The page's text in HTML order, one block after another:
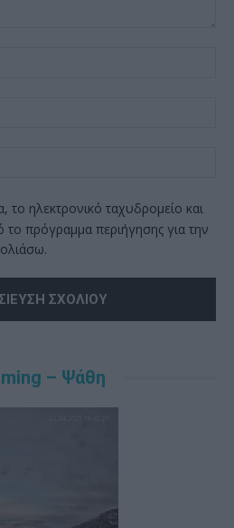
ηλεκτρονικό ταχυδρομείο και
πρόγραμμα περιήγησης για την
– Ψάθη